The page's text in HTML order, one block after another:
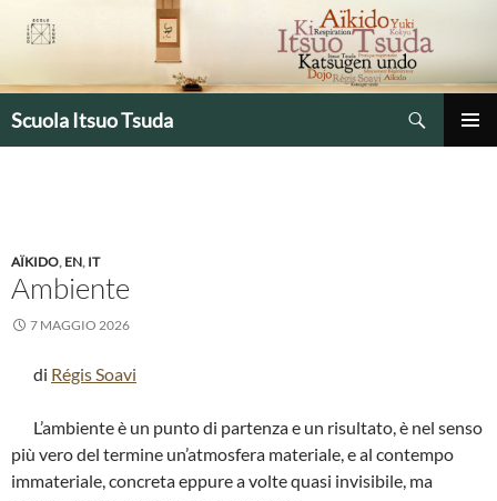
Scuola Itsuo Tsuda
AÏKIDO, EN, IT
Ambiente
7 MAGGIO 2026
di Régis Soavi
L’ambiente è un punto di partenza e un risultato, è nel senso
più vero del termine un’atmosfera materiale, e al contempo
immateriale, concreta eppure a volte quasi invisibile, ma